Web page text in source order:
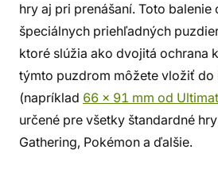
hry aj pri prenášaní. Toto
špeciálnych priehľadných
ktoré slúžia ako dvojitá ochrana
týmto puzdrom môžete vložiť do
(napríklad 66 x 91 mm od
určené pre všetky štandardné
Gathering, Pokémon a ďalšie.